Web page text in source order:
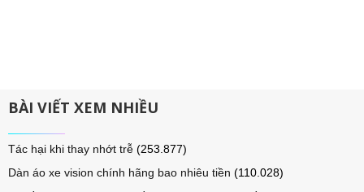
BÀI VIẾT XEM NHIỀU
Tác hại khi thay nhớt trễ (253.877)
Dàn áo xe vision chính hãng bao nhiêu tiền (110.028)